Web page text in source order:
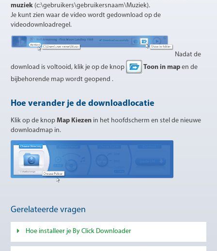
muziek (c:\gebruikers\gebruikersnaam\Muziek).
Je kunt zien waar de video wordt gedownload op de
videodownloadregel.
Nadat de
download is voltooid, klik je op de knop
Toon in map en de
bijbehorende map wordt geopend .
Hoe verander je de downloadlocatie
Klik op de knopMap Kiezen in het hoofdscherm en stel de nieuwe
downloadmap in.
Gerelateerde vragen
Hoe installeer je By Click Downloader